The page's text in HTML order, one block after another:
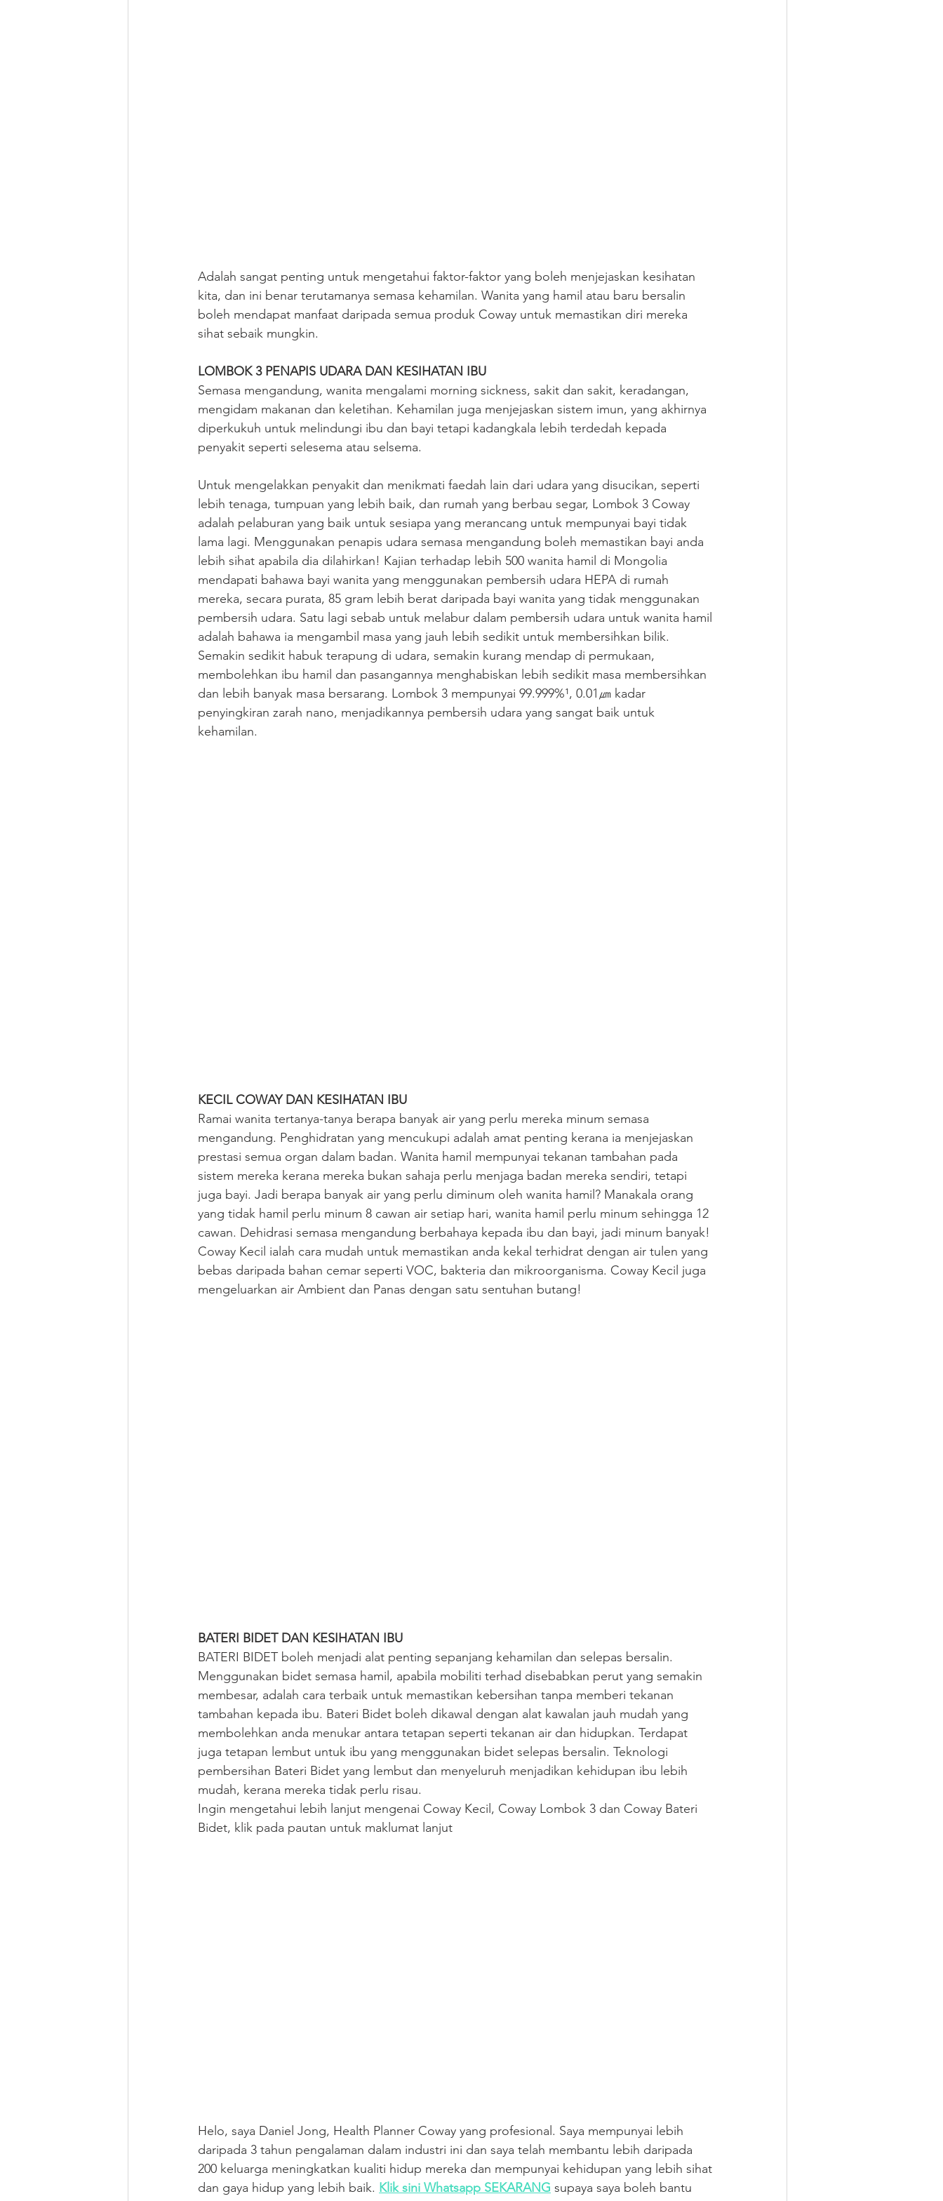
Adalah sangat penting untuk mengetahui faktor-faktor yang boleh menjejaskan kesihatan
kita, dan ini benar terutamanya semasa kehamilan. Wanita yang hamil atau baru bersalin
boleh mendapat manfaat daripada semua produk Coway untuk memastikan diri mereka
sihat sebaik mungkin.
LOMBOK 3 PENAPIS UDARA DAN KESIHATAN IBU
Semasa mengandung, wanita mengalami morning sickness, sakit dan sakit, keradangan,
mengidam makanan dan keletihan. Kehamilan juga menjejaskan sistem imun, yang akhirnya
diperkukuh untuk melindungi ibu dan bayi tetapi kadangkala lebih terdedah kepada
penyakit seperti selesema atau selsema.
Untuk mengelakkan penyakit dan menikmati faedah lain dari udara yang disucikan, seperti
lebih tenaga, tumpuan yang lebih baik, dan rumah yang berbau segar, Lombok 3 Coway
adalah pelaburan yang baik untuk sesiapa yang merancang untuk mempunyai bayi tidak
lama lagi. Menggunakan penapis udara semasa mengandung boleh memastikan bayi anda
lebih sihat apabila dia dilahirkan! Kajian terhadap lebih 500 wanita hamil di Mongolia
mendapati bahawa bayi wanita yang menggunakan pembersih udara HEPA di rumah
mereka, secara purata, 85 gram lebih berat daripada bayi wanita yang tidak menggunakan
pembersih udara. Satu lagi sebab untuk melabur dalam pembersih udara untuk wanita hamil
adalah bahawa ia mengambil masa yang jauh lebih sedikit untuk membersihkan bilik.
Semakin sedikit habuk terapung di udara, semakin kurang mendap di permukaan,
membolehkan ibu hamil dan pasangannya menghabiskan lebih sedikit masa membersihkan
dan lebih banyak masa bersarang. Lombok 3 mempunyai 99.999%¹, 0.01㎛ kadar
penyingkiran zarah nano, menjadikannya pembersih udara yang sangat baik untuk
kehamilan.
KECIL COWAY DAN KESIHATAN IBU
Ramai wanita tertanya-tanya berapa banyak air yang perlu mereka minum semasa
mengandung. Penghidratan yang mencukupi adalah amat penting kerana ia menjejaskan
prestasi semua organ dalam badan. Wanita hamil mempunyai tekanan tambahan pada
sistem mereka kerana mereka bukan sahaja perlu menjaga badan mereka sendiri, tetapi
juga bayi. Jadi berapa banyak air yang perlu diminum oleh wanita hamil? Manakala orang
yang tidak hamil perlu minum 8 cawan air setiap hari, wanita hamil perlu minum sehingga 12
cawan. Dehidrasi semasa mengandung berbahaya kepada ibu dan bayi, jadi minum banyak!
Coway Kecil ialah cara mudah untuk memastikan anda kekal terhidrat dengan air tulen yang
bebas daripada bahan cemar seperti VOC, bakteria dan mikroorganisma. Coway Kecil juga
mengeluarkan air Ambient dan Panas dengan satu sentuhan butang!
BATERI BIDET DAN KESIHATAN IBU
BATERI BIDET boleh menjadi alat penting sepanjang kehamilan dan selepas bersalin.
Menggunakan bidet semasa hamil, apabila mobiliti terhad disebabkan perut yang semakin
membesar, adalah cara terbaik untuk memastikan kebersihan tanpa memberi tekanan
tambahan kepada ibu. Bateri Bidet boleh dikawal dengan alat kawalan jauh mudah yang
membolehkan anda menukar antara tetapan seperti tekanan air dan hidupkan. Terdapat
juga tetapan lembut untuk ibu yang menggunakan bidet selepas bersalin. Teknologi
pembersihan Bateri Bidet yang lembut dan menyeluruh menjadikan kehidupan ibu lebih
mudah, kerana mereka tidak perlu risau.
Ingin mengetahui lebih lanjut mengenai Coway Kecil, Coway Lombok 3 dan Coway Bateri
Bidet, klik pada pautan untuk maklumat lanjut
Helo, saya Daniel Jong, Health Planner Coway yang profesional. Saya mempunyai lebih
daripada 3 tahun pengalaman dalam industri ini dan saya telah membantu lebih daripada
200 keluarga meningkatkan kualiti hidup mereka dan mempunyai kehidupan yang lebih sihat
dan gaya hidup yang lebih baik. Klik sini Whatsapp SEKARANG supaya saya boleh bantu